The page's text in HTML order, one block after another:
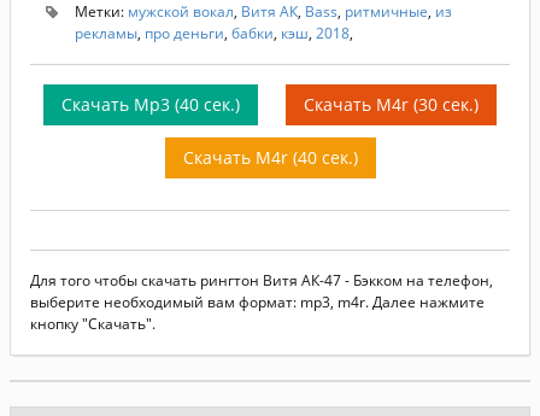
Метки: мужской вокал, Витя АК, Bass, ритмичные, из
рекламы, про деньги, бабки, кэш, 2018,
Скачать Mp3 (40 сек.) Скачать M4r (30 сек.)
Скачать M4r (40 сек.)
Для того чтобы скачать рингтон Витя АК-47 - Бэкком на телефон,
выберите необходимый вам формат: mp3, m4r. Далее нажмите
кнопку "Скачать".